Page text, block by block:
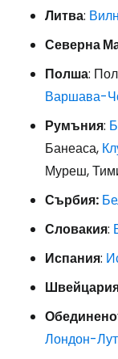
Литва:
Северна
Полша:
Варшава-
Румъния:
Банеаса,
Муреш,
Сърбия:
Словакия:
Испания:
Лондон-